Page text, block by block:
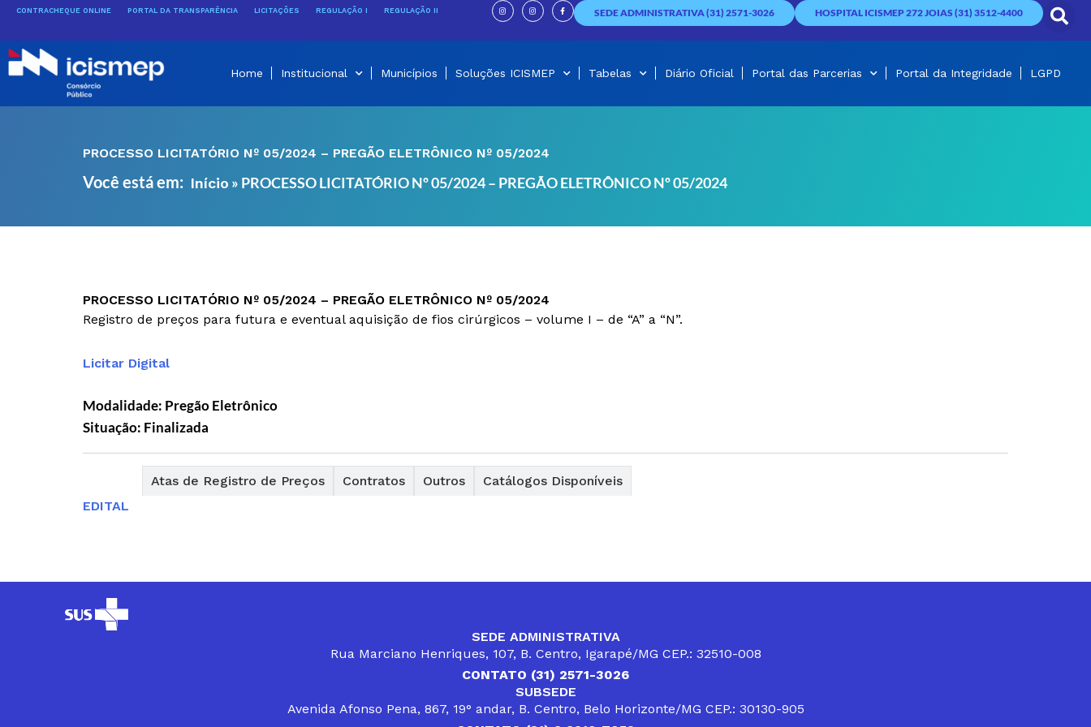
conteúdo
CONTRACHEQUE ONLINE PORTAL DA TRANSPARÊNCIA LICITAÇÕES REGULAÇÃO I REGULAÇÃO II
I
n
s
t
g
I
n
s
t
g
F
a
c
e
o
SEDE ADMINISTRATIVA (31) 2571-3026 HOSPITAL ICISMEP 272 JOIAS (31) 3512-4400
Home Institucional Municípios Soluções ICISMEP Tabelas Diário Oficial Portal das Parcerias Portal da Integridade LGPD
PROCESSO LICITATÓRIO Nº 05/2024 – PREGÃO ELETRÔNICO Nº 05/2024
Você está em: Início » PROCESSO LICITATÓRIO Nº 05/2024 – PREGÃO ELETRÔNICO Nº 05/2024
PROCESSO LICITATÓRIO Nº 05/2024 – PREGÃO ELETRÔNICO Nº 05/2024
Registro de preços para futura e eventual aquisição de fios cirúrgicos – volume I – de “A” a “N”.
Licitar Digital
Modalidade: Pregão Eletrônico
Situação: Finalizada
Atas de Registro de Preços Contratos Outros
Catálogos Disponíveis
EDITAL
SEDE ADMINISTRATIVA
Rua Marciano Henriques, 107, B. Centro, Igarapé/MG CEP.: 32510-008
CONTATO (31) 2571-3026
SUBSEDE
Avenida Afonso Pena, 867, 19° andar, B. Centro, Belo Horizonte/MG CEP.: 30130-905